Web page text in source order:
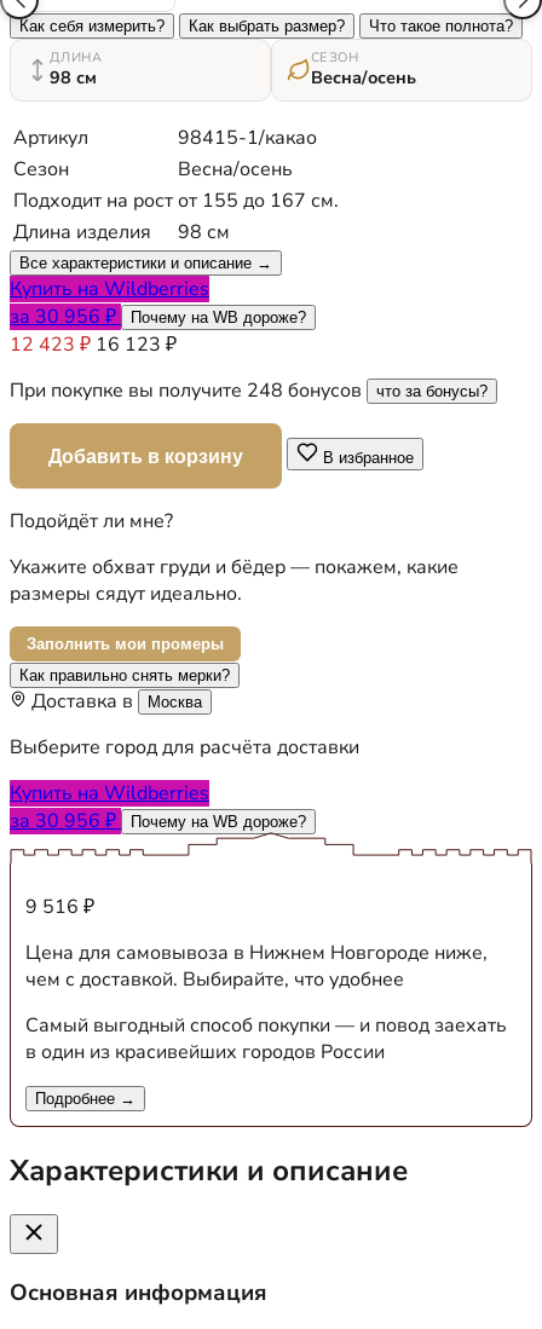
Как себя измерить?
Как выбрать размер?
Что такое полнота?
ДЛИНА
98 см
СЕЗОН
Весна/осень
Артикул
98415-1/какао
Сезон
Весна/осень
Подходит на ростот 155 до 167 см.
Длина изделия
98 см
Все характеристики и описание →
Купить на Wildberries
за 30 956 ₽
Почему на WB дороже?
12 423 ₽ 16 123 ₽
При покупке вы получите 248 бонусов
что за бонусы?
Добавить в корзину В избранное
Подойдёт ли мне?
Укажите обхват груди и бёдер — покажем, какие
размеры сядут идеально.
Заполнить мои промеры
Как правильно снять мерки?
Доставка в Москва
Выберите город для расчёта доставки
Купить на Wildberries
за 30 956 ₽
Почему на WB дороже?
9 516 ₽
Цена для самовывоза в Нижнем Новгороде ниже,
чем с доставкой. Выбирайте, что удобнее
Самый выгодный способ покупки — и повод заехать
в один из красивейших городов России
Подробнее →
Характеристики и описание
Основная информация